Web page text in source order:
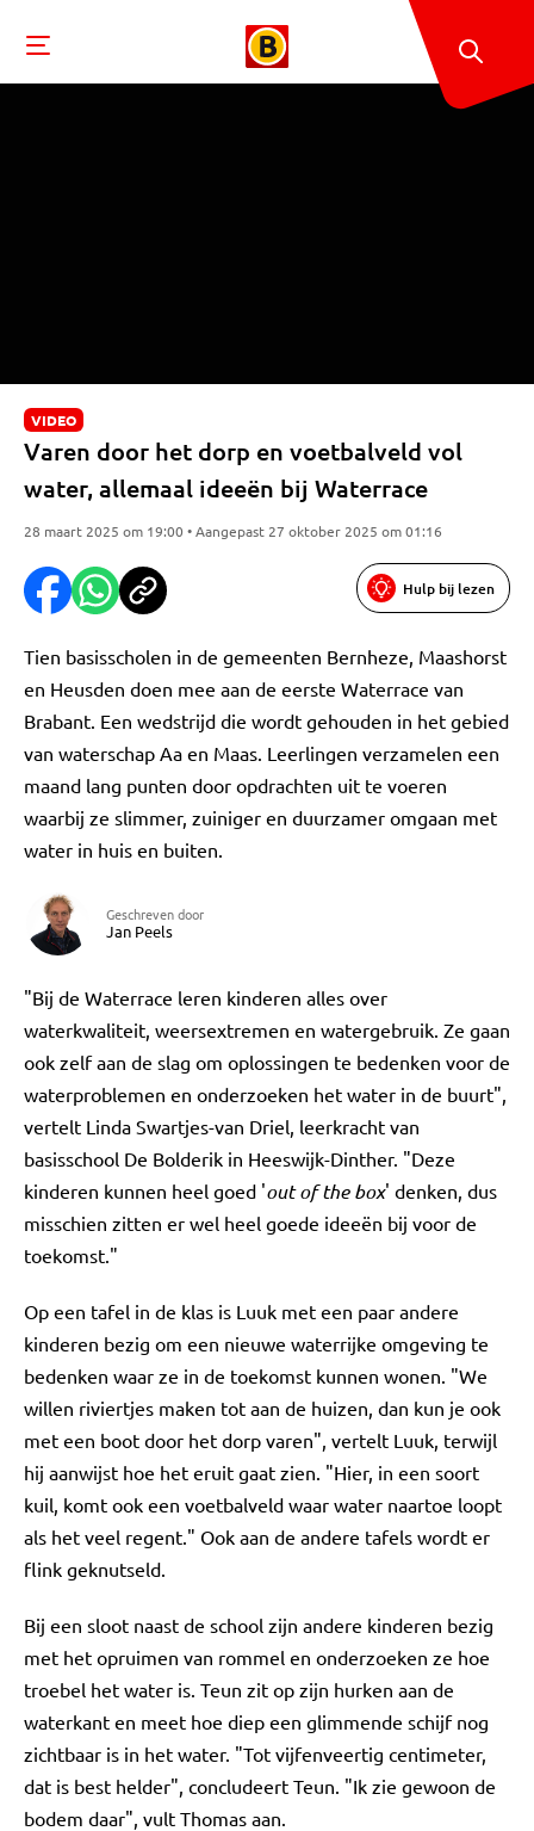
VIDEO
Varen door het dorp en voetbalveld vol
water, allemaal ideeën bij Waterrace
28 maart 2025 om 19:00 • Aangepast 27 oktober 2025 om 01:16
Hulp bij lezen
Tien basisscholen in de gemeenten Bernheze, Maashorst
en Heusden doen mee aan de eerste Waterrace van
Brabant. Een wedstrijd die wordt gehouden in het gebied
van waterschap Aa en Maas. Leerlingen verzamelen een
maand lang punten door opdrachten uit te voeren
waarbij ze slimmer, zuiniger en duurzamer omgaan met
water in huis en buiten.
Geschreven door
Jan Peels
"Bij de Waterrace leren kinderen alles over
waterkwaliteit, weersextremen en watergebruik. Ze gaan
ook zelf aan de slag om oplossingen te bedenken voor de
waterproblemen en onderzoeken het water in de buurt",
vertelt Linda Swartjes-van Driel, leerkracht van
basisschool De Bolderik in Heeswijk-Dinther. "Deze
kinderen kunnen heel goed 'out of the box' denken, dus
misschien zitten er wel heel goede ideeën bij voor de
toekomst."
Op een tafel in de klas is Luuk met een paar andere
kinderen bezig om een nieuwe waterrijke omgeving te
bedenken waar ze in de toekomst kunnen wonen. "We
willen riviertjes maken tot aan de huizen, dan kun je ook
met een boot door het dorp varen", vertelt Luuk, terwijl
hij aanwijst hoe het eruit gaat zien. "Hier, in een soort
kuil, komt ook een voetbalveld waar water naartoe loopt
als het veel regent." Ook aan de andere tafels wordt er
flink geknutseld.
Bij een sloot naast de school zijn andere kinderen bezig
met het opruimen van rommel en onderzoeken ze hoe
troebel het water is. Teun zit op zijn hurken aan de
waterkant en meet hoe diep een glimmende schijf nog
zichtbaar is in het water. "Tot vijfenveertig centimeter,
dat is best helder", concludeert Teun. "Ik zie gewoon de
bodem daar", vult Thomas aan.